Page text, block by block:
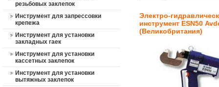
Электро-
инструмент ESN50
(Великобритания)
резьбовых заклепок
Инструмент для запрессовки
крепежа
Инструмент для установки
закладных гаек
Инструмент для установки
кассетных заклепок
Инструмент для установки
вытяжных заклепок